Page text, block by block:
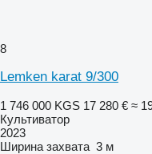
8
Lemken karat 9/300
1 746 000 KGS 17 280 € ≈
Культиватор
2023
Ширина захвата 3 м